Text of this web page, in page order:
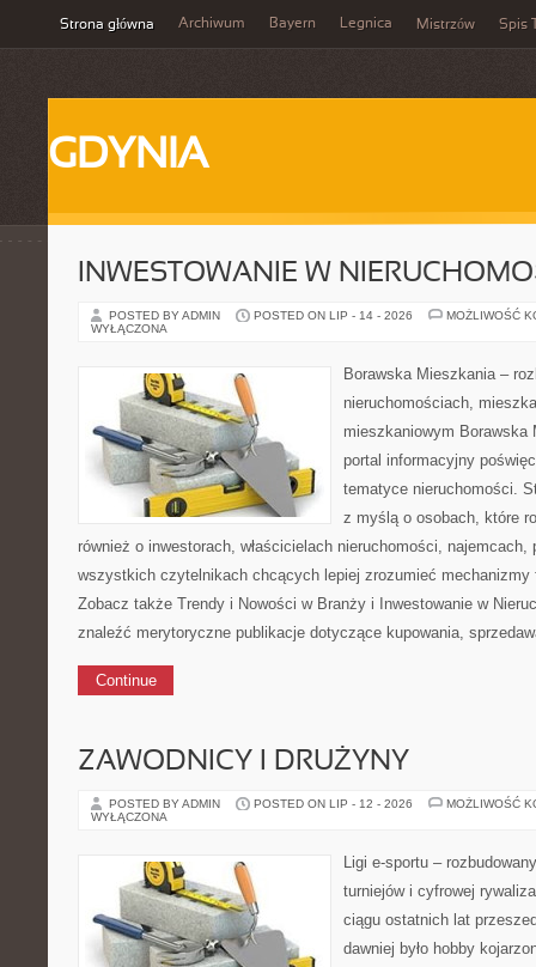
Strona główna Archiwum Bayern Legnica Mistrzów Spis
GDYNIA
INWESTOWANIE W
POSTED BY ADMIN POSTED ON LIP - 14 - 2026
MOŻLIWOŚĆ
WYŁĄCZONA
Borawska Mieszkania –
nieruchomościach,
mieszkaniowym Borawska
portal informacyjny
tematyce nieruchomości.
z myślą o osobach, które
również o inwestorach, właścicielach nieruchomości, najemcach,
wszystkich czytelnikach chcących lepiej zrozumieć mechanizmy
Zobacz także Trendy i Nowości w Branży i Inwestowanie w
znaleźć merytoryczne publikacje dotyczące kupowania,
Continue
ZAWODNICY I DRUŻYNY
POSTED BY ADMIN POSTED ON LIP - 12 - 2026
MOŻLIWOŚĆ
WYŁĄCZONA
Ligi e-sportu –
turniejów i cyfrowej
ciągu ostatnich lat
dawniej było hobby